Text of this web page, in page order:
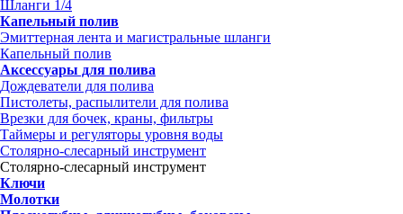
Шланги 1/4
Капельный полив
Эмиттерная лента и магистральные шланги
Капельный полив
Аксессуары для полива
Дождеватели для полива
Пистолеты, распылители для полива
Врезки для бочек, краны, фильтры
Таймеры и регуляторы уровня воды
Столярно-слесарный инструмент
Столярно-слесарный инструмент
Ключи
Молотки